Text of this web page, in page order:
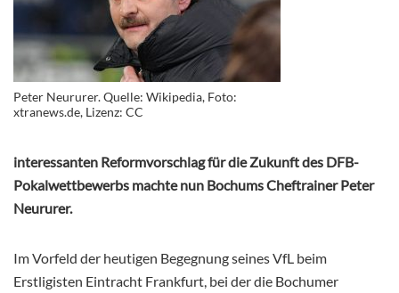
Peter Neururer. Quelle: Wikipedia, Foto:
xtranews.de, Lizenz: CC
interessanten Reformvorschlag für die Zukunft des DFB-
Pokalwettbewerbs machte nun Bochums Cheftrainer Peter
Neururer.
Im Vorfeld der heutigen Begegnung seines VfL beim
Erstligisten Eintracht Frankfurt, bei der die Bochumer